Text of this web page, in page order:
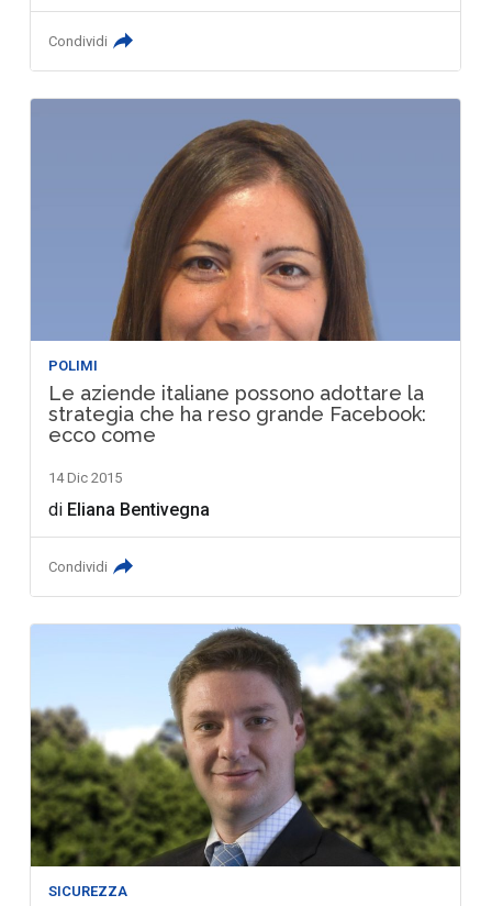
Condividi
POLIMI
Le aziende italiane possono adottare la
strategia che ha reso grande Facebook:
ecco come
14 Dic 2015
di Eliana Bentivegna
Condividi
SICUREZZA